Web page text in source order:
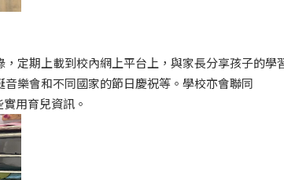
定期上載到校內網上平台上，與家長分享孩子的學
樂會和不同國家的節日慶祝等。學校亦會聯同
用育兒資訊。